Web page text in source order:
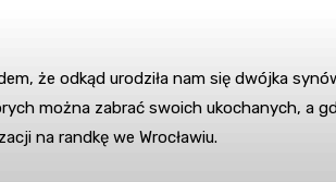
że odkąd urodziła nam się dwójka
można zabrać swoich ukochanych, a
na randkę we Wrocławiu.